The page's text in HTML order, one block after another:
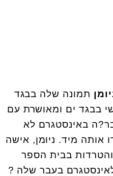
תמונה שלה בבגד
בבגד ים ומאושרת עם
באינסטגרם לא
אותה מיד. ניומן, אישה
בבית הספר
בעבר שלה ?